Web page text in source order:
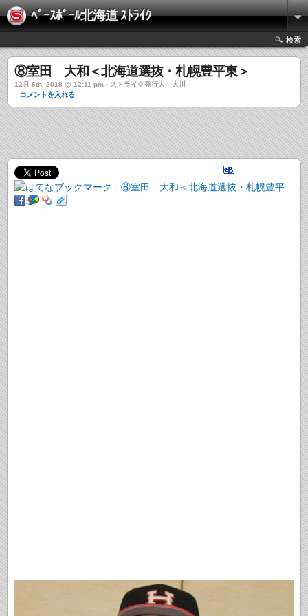
ﾍﾞｰｽﾎﾞｰﾙ北海道 ｽﾄﾗｲｸ
検索
⑧室田 大和＜北海道選抜・札幌豊平東＞
12月 6th, 2018 @ 12:11 pm › ストライク発行人 大川
↓ コメントを入れる